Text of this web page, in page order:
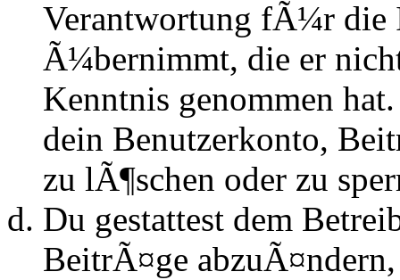
Verantwortung fÃ¼r die
Ã¼bernimmt, die er
Kenntnis genommen
dein Benutzerkonto,
zu lÃ¶schen oder zu
Du gestattest dem
BeitrÃ¤ge